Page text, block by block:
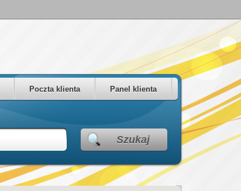
Poczta klienta Panel klienta
Szukaj